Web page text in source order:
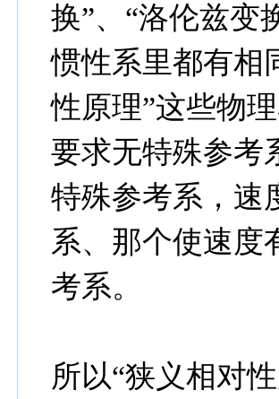
换”、“洛伦兹变
惯性系里都有相
性原理”这些物
要求无特殊参考
特殊参考系，速
系、那个使速度
考系。
所以“狭义相对